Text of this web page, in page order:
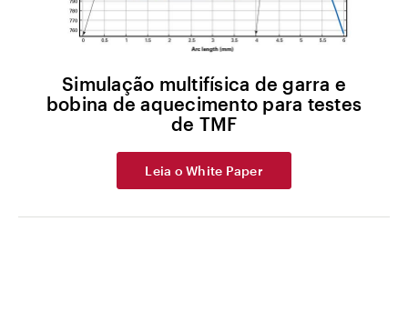
Simulação multifísica de garra e
bobina de aquecimento para testes
de TMF
Leia o White Paper